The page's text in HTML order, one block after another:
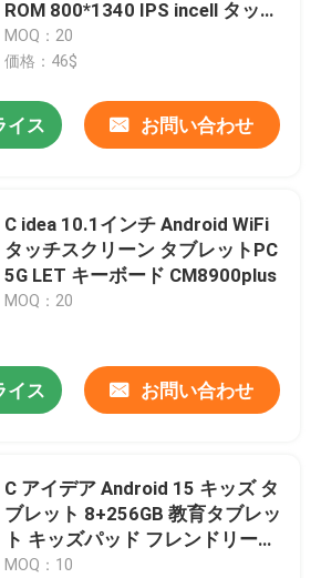
ROM 800*1340 IPS incell タッチ
スクリーン ディスプレイ BLACK
CM866 試聴する
MOQ：20
価格：46$
イス お問い合わせ
C idea 10.1インチ Android WiFi
タッチスクリーン タブレットPC
5G LET キーボード CM8900plus
MOQ：20
イス お問い合わせ
C アイデア Android 15 キッズ タ
ブレット 8+256GB 教育タブレッ
ト キッズパッド フレンドリー
APP CM86緑色
MOQ：10